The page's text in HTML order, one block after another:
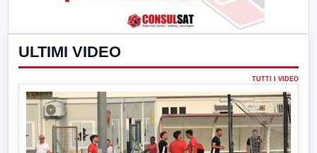
ULTIMI VIDEO
TUTTI I VIDEO